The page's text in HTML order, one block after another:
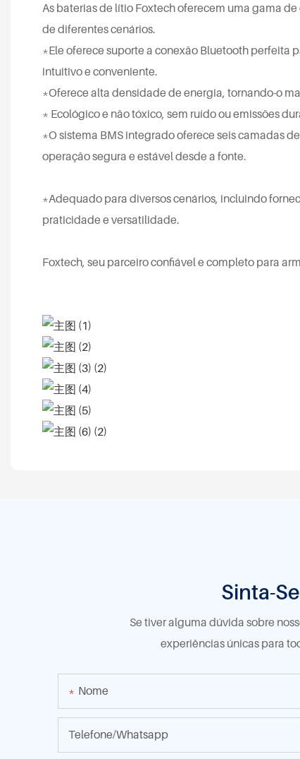
As baterias de lítio Foxtech oferecem uma gama
de diferentes cenários.
*Ele oferece suporte a conexão Bluetooth perfeita
intuitivo e conveniente.
*Oferece alta densidade de energia, tornando-o
* Ecológico e não tóxico, sem ruído ou emissões
*O sistema BMS integrado oferece seis camadas
operação segura e estável desde a fonte.
*Adequado para diversos cenários, incluindo
praticidade e versatilidade.
Foxtech, seu parceiro confiável e completo para
Sinta-
Se tiver alguma dúvida sobre
experiências únicas para
Nome
Telefone/whatsapp